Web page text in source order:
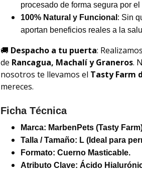
procesado de forma segura por
100% Natural y Funcional : Sin
aportan beneficios reales a la
🚚 Despacho a tu puerta:
de Rancagua, Machalí y Graneros.
nosotros te llevamos el Tasty Farm
mereces.
Ficha Técnica
Marca: MarbenPets (Tasty
Talla / Tamaño: L (Ideal para
Formato: Cuerno Masticable.
Atributo Clave: Ácido